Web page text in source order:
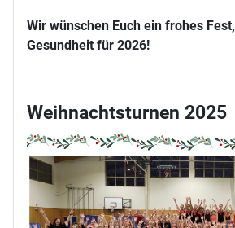
Wir wünschen Euch ein frohes
Gesundheit für 2026!
Weihnachtsturnen 2025